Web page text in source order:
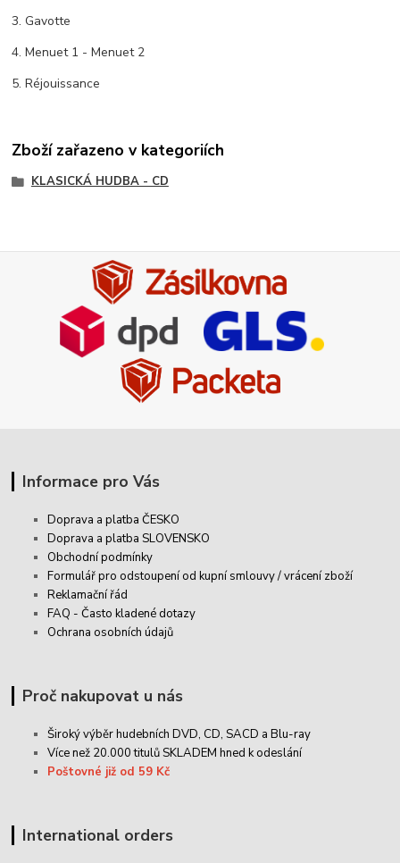
3. Gavotte
4. Menuet 1 - Menuet 2
5. Réjouissance
Zboží zařazeno v kategoriích
KLASICKÁ HUDBA - CD
Informace pro Vás
Doprava a platba ČESKO
Doprava a platba SLOVENSKO
Obchodní podmínky
Formulář pro odstoupení od kupní smlouvy / vrácení zboží
Reklamační řád
FAQ - Často kladené dotazy
Ochrana osobních údajů
Proč nakupovat u nás
Široký výběr hudebních DVD, CD,SACD a Blu-ray
Více než 20.000 titulů SKLADEM hned k odeslání
Poštovné již od 59 Kč
International orders